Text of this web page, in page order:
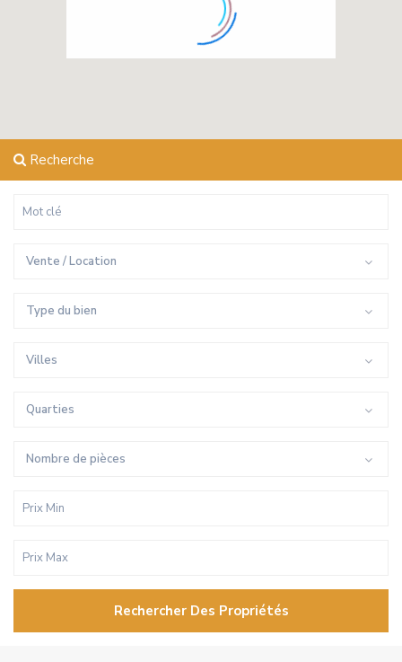
Recherche
Vente / Location
Type du bien
Villes
Quarties
Nombre de pièces
Rechercher Des Propriétés